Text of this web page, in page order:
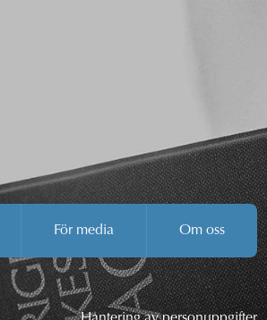
För media Om oss